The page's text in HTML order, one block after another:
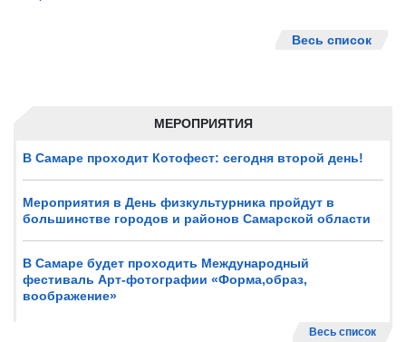
МЕРОПРИЯТИЯ
В Самаре проходит Котофест: сегодня второй день!
Мероприятия в День физкультурника пройдут в
большинстве городов и районов Самарской области
В Самаре будет проходить Международный
фестиваль Арт-фотографии «Форма,образ,
воображение»
Весь список
Весь список